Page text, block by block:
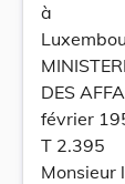
à
DES
février
T 2.395
Monsieur